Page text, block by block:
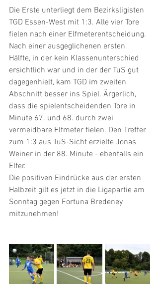
Die Erste unterliegt dem Bezirksligisten
TGD Essen-West mit 1:3. Alle vier Tore
fielen nach einer Elfmeterentscheidung.
Nach einer ausgeglichenen ersten
Hälfte, in der kein Klassenunterschied
ersichtlich war und in der der TuS gut
dagegenhielt, kam TGD im zweiten
Abschnitt besser ins Spiel. Ärgerlich,
dass die spielentscheidenden Tore in
Minute 67. und 68. durch zwei
vermeidbare Elfmeter fielen. Den Treffer
zum 1:3 aus TuS-Sicht erzielte Jonas
Weiner in der 88. Minute - ebenfalls ein
Elfer.
Die positiven Eindrücke aus der ersten
Halbzeit gilt es jetzt in die Ligapartie am
Sonntag gegen Fortuna Bredeney
mitzunehmen!